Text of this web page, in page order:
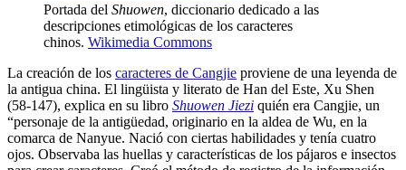
Portada del Shuowen, diccionario dedicado a las
descripciones etimológicas de los caracteres
chinos. Wikimedia Commons
La creación de los caracteres de Cangjie proviene de una leyenda de
la antigua china. El lingüista y literato de Han del Este, Xu Shen
(58-147), explica en su libro Shuowen Jiezi quién era Cangjie, un
“personaje de la antigüedad, originario en la aldea de Wu, en la
comarca de Nanyue. Nació con ciertas habilidades y tenía cuatro
ojos. Observaba las huellas y características de los pájaros e insectos